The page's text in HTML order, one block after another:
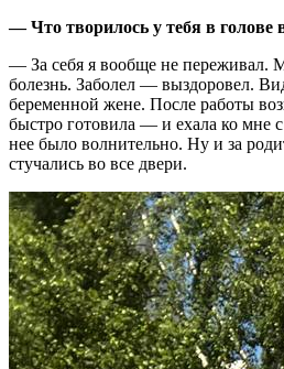
— Что творилось у тебя в голове
— За себя я вообще не переживал.
болезнь. Заболел — выздоровел.
беременной жене. После работы
быстро готовила — и ехала ко мне
нее было волнительно. Ну и за
стучались во все двери.